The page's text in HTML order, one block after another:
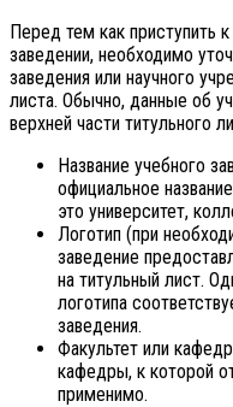
Перед тем как приступить
заведении, необходимо
заведения или научного
листа. Обычно, данные об
верхней части титульного
Название учебного
официальное
это университет,
Логотип (при
заведение
на титульный лист.
логотипа
заведения.
Факультет или
кафедры, к которой
применимо.